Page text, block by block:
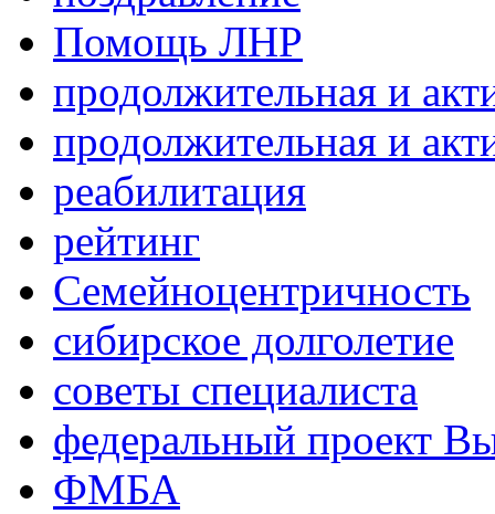
Помощь ЛНР
продолжительная и
продолжительная и
реабилитация
рейтинг
Семейноцентричность
сибирское долголетие
советы специалиста
федеральный проект
ФМБА